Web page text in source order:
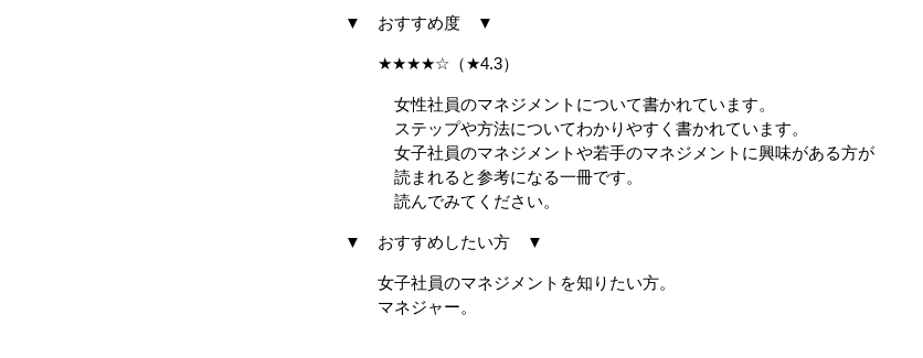
▼ おすすめ度 ▼
★★★★☆（★4.3）
女性社員のマネジメントについて書かれています。
ステップや方法についてわかりやすく書かれています。
女子社員のマネジメントや若手のマネジメントに興味がある方が
読まれると参考になる一冊です。
読んでみてください。
▼ おすすめしたい方 ▼
女子社員のマネジメントを知りたい方。
マネジャー。